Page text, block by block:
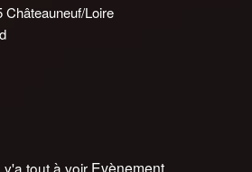
Châteauneuf/Loire
y'a tout à voir Evènement